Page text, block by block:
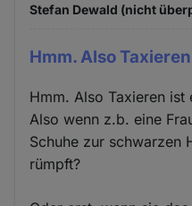
Stefan Dewald (nicht
Hmm. Also
Hmm. Also Taxieren ist
Also wenn z.b. eine
Schuhe zur schwarzen
rümpft?